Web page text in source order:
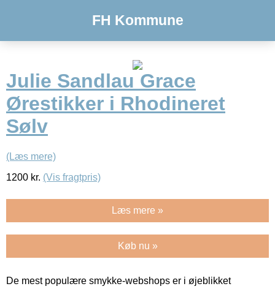
FH Kommune
Julie Sandlau Grace
Ørestikker i Rhodineret
Sølv
(Læs mere)
1200 kr. (Vis fragtpris)
Læs mere »
Køb nu »
De mest populære smykke-webshops er i øjeblikket